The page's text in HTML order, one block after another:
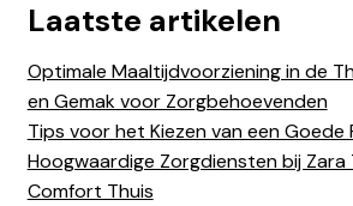
Laatste artikelen
Optimale Maaltijdvoorziening in de
en Gemak voor Zorgbehoevenden
Tips voor het Kiezen van een Goede
Hoogwaardige Zorgdiensten bij Zara
Comfort Thuis